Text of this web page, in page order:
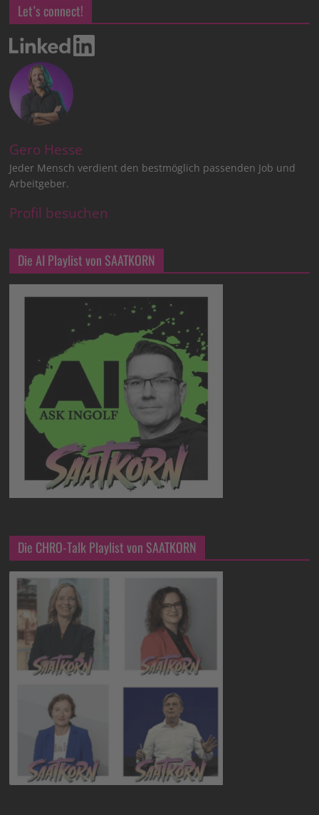
Let’s connect!
Gero Hesse
Jeder Mensch verdient den bestmöglich passenden Job und
Arbeitgeber.
Profil besuchen
Die AI Playlist von SAATKORN
Die CHRO-Talk Playlist von SAATKORN